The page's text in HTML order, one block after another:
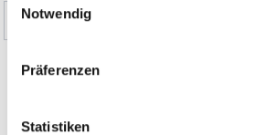
Notwendig
Präferenzen
Statistiken
Ja
Nein
Weitere interessante